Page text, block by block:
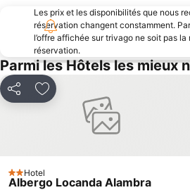
Lungomare
Baia
Caruggi
Belvedere
Centro storico di Rapallo
Spiaggia degli Scogli
Via XX Settembre
Spianata Castelletto
Les prix et les disponibilités que nous
réservation changent constamment.
l’offre affichée sur trivago ne soit pas
réservation.
Parmi les Hôtels les mieux
PartagerAjouter à mes favoris
2 Étoiles
Hotel
Albergo Locanda Alambra